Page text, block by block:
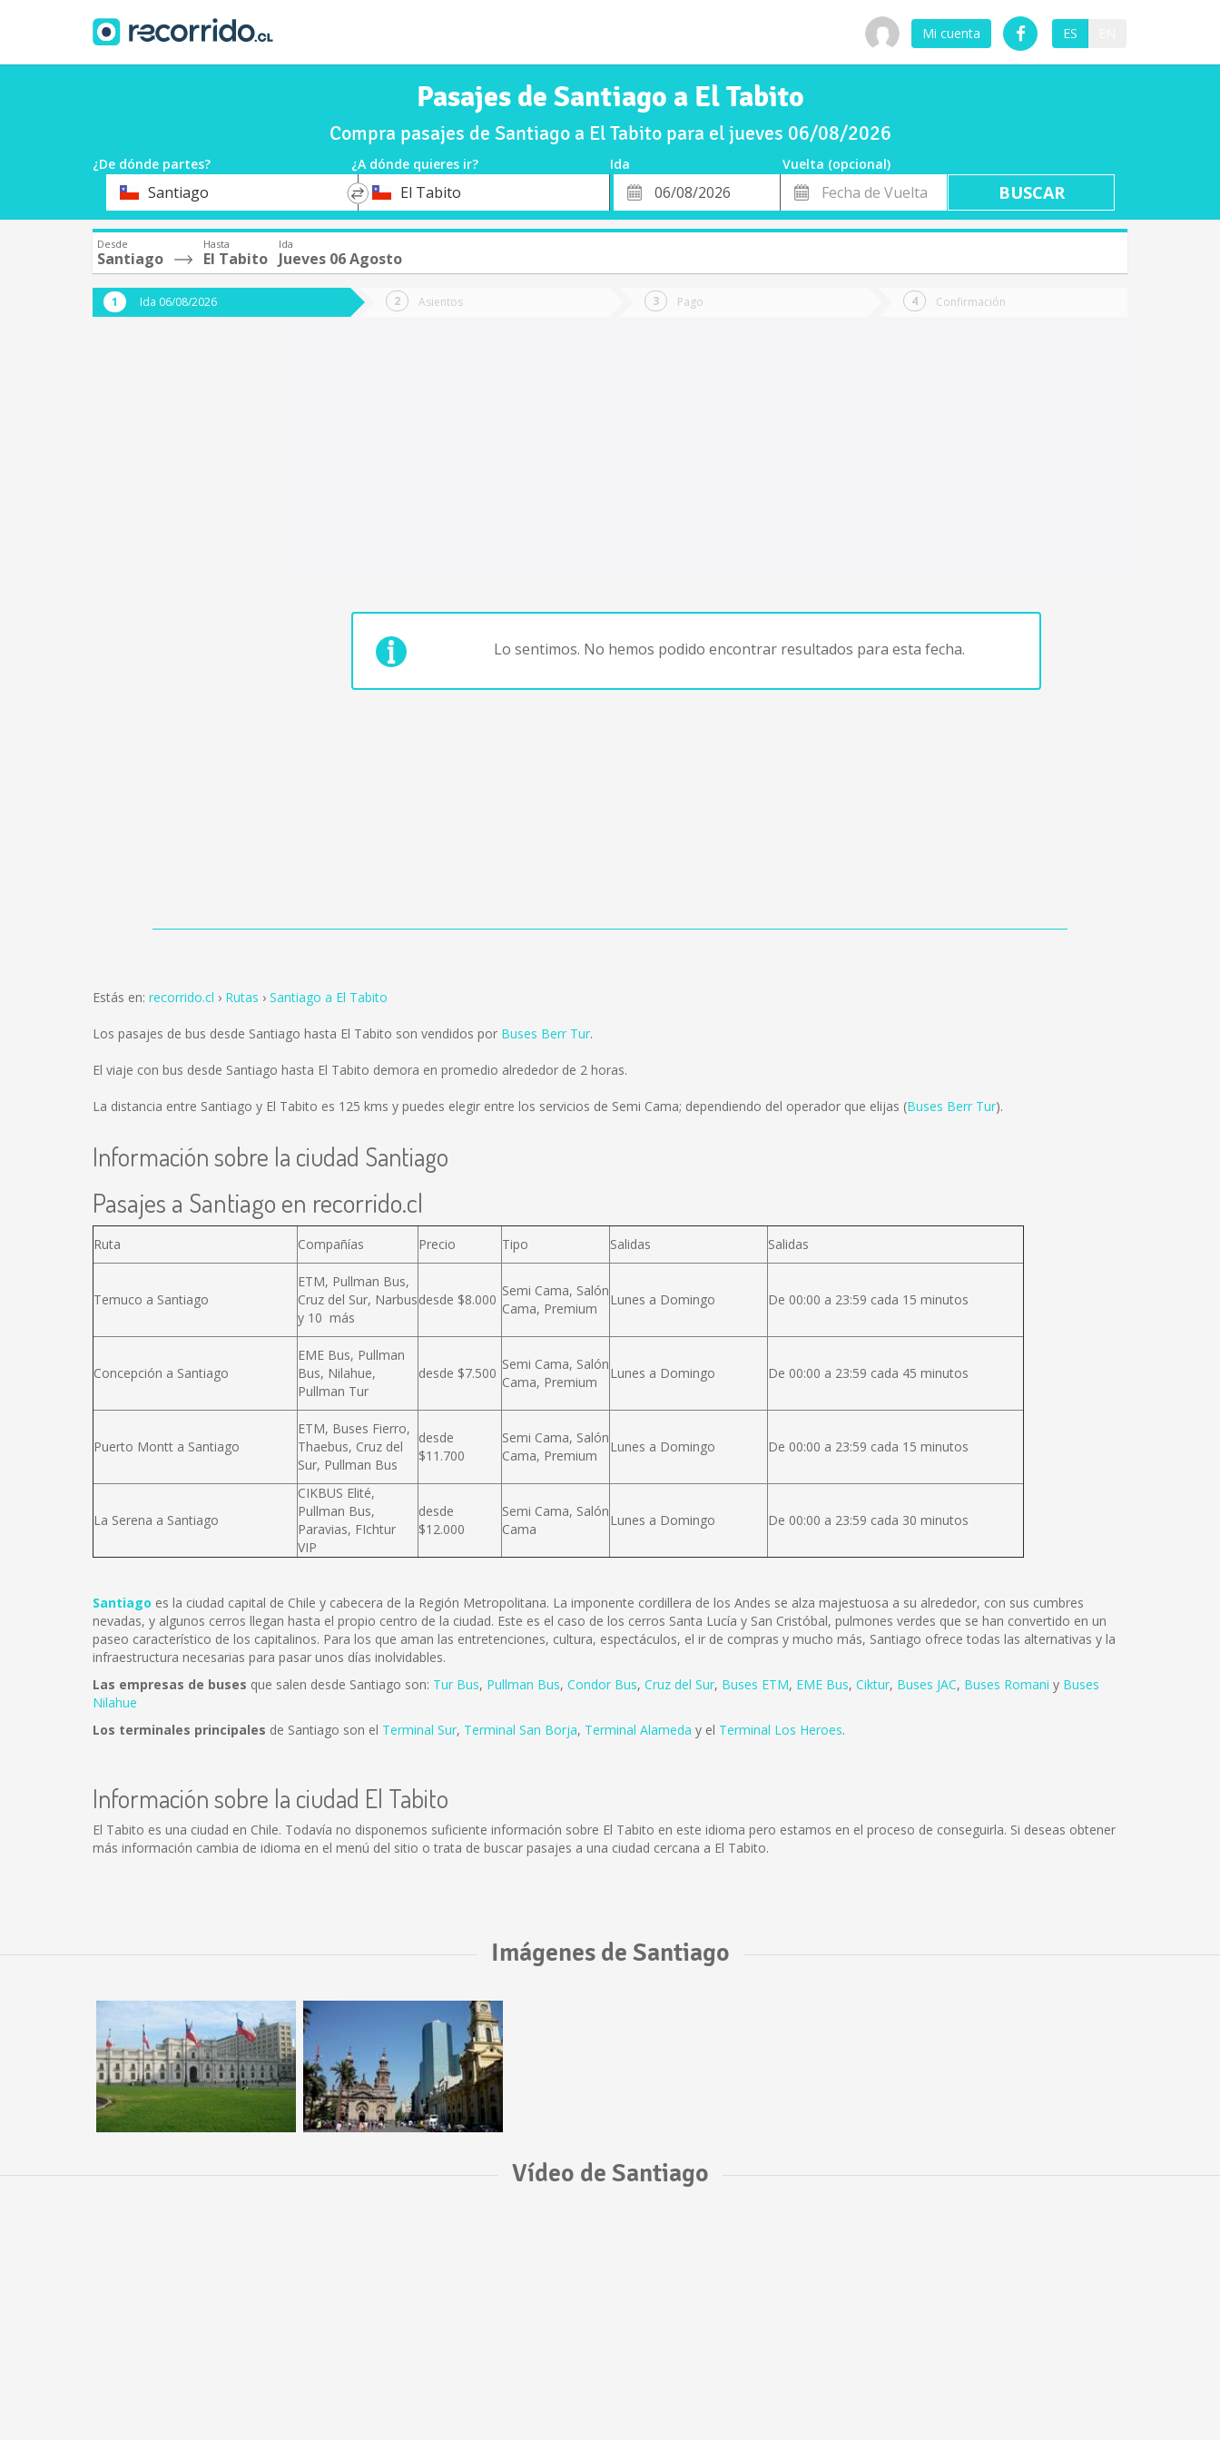
Mi cuenta ES
Pasajes de Santiago a El Tabito
Compra pasajes de Santiago a El Tabito para el jueves 06/08/2026
¿De dónde partes? ¿A dónde quieres ir? Ida
Vuelta (opcional)
OrigenSantiago
*
DestinoEl Tabito
Fecha
de
Fecha
de
Vuelta
Desde
Santiago
Hasta
El Tabito
Ida
Jueves 06 Agosto
Ida 06/08/2026 Asientos Pago Confirmación
Lo sentimos. No hemos podido encontrar resultados para esta fecha.
Estás en: recorrido.cl Rutas Santiago a El Tabito
Los pasajes de bus desde Santiago hasta El Tabito son vendidos por Buses Berr Tur.
El viaje con bus desde Santiago hasta El Tabito demora en promedio alrededor de 2 horas.
La distancia entre Santiago y El Tabito es 125 kms y puedes elegir entre los servicios de Semi Cama; dependiendo del operador que elijas (Buses Berr Tur).
Información sobre la ciudad Santiago
Pasajes a Santiago en recorrido.cl
Ruta Compañías Precio Tipo Salidas Salidas
Temuco a Santiago
ETM, Pullman Bus,
Cruz del Sur, Narbus
y 10 más
desde $8.000
Semi Cama, Salón
Cama, Premium
Lunes a Domingo De 00:00 a 23:59 cada 15 minutos
Concepción a Santiago
EME Bus, Pullman
Bus, Nilahue,
Pullman Tur
desde $7.500
Semi Cama, Salón
Cama, Premium
Lunes a Domingo De 00:00 a 23:59 cada 45 minutos
Puerto Montt a Santiago
ETM, Buses Fierro,
Thaebus, Cruz del
Sur, Pullman Bus
desde
$11.700
Semi Cama, Salón
Cama, Premium
Lunes a Domingo De 00:00 a 23:59 cada 15 minutos
La Serena a Santiago
CIKBUS Elité,
Pullman Bus,
Paravias, FIchtur
VIP
desde
$12.000
Semi Cama, Salón
Cama
Lunes a Domingo De 00:00 a 23:59 cada 30 minutos
Santiago es la ciudad capital de Chile y cabecera de la Región Metropolitana. La imponente cordillera de los Andes se alza majestuosa a su alrededor, con sus cumbres
nevadas, y algunos cerros llegan hasta el propio centro de la ciudad. Este es el caso de los cerros Santa Lucía y San Cristóbal, pulmones verdes que se han convertido en un
paseo característico de los capitalinos. Para los que aman las entretenciones, cultura, espectáculos, el ir de compras y mucho más, Santiago ofrece todas las alternativas y la
infraestructura necesarias para pasar unos días inolvidables.
Las empresas de buses que salen desde Santiago son: Tur Bus, Pullman Bus, Condor Bus, Cruz del Sur, Buses ETM, EME Bus, Ciktur, Buses JAC, Buses Romani y Buses
Nilahue
Los terminales principales de Santiago son el Terminal Sur, Terminal San Borja, Terminal Alameda y el Terminal Los Heroes.
Información sobre la ciudad El Tabito
El Tabito es una ciudad en Chile. Todavía no disponemos suficiente información sobre El Tabito en este idioma pero estamos en el proceso de conseguirla. Si deseas obtener
más información cambia de idioma en el menú del sitio o trata de buscar pasajes a una ciudad cercana a El Tabito.
Imágenes de Santiago
Vídeo de Santiago